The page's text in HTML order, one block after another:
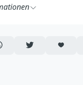
TEILEN
WHATSAPP TEILEN
AUF TWITTER TEILEN
ARTIKEL